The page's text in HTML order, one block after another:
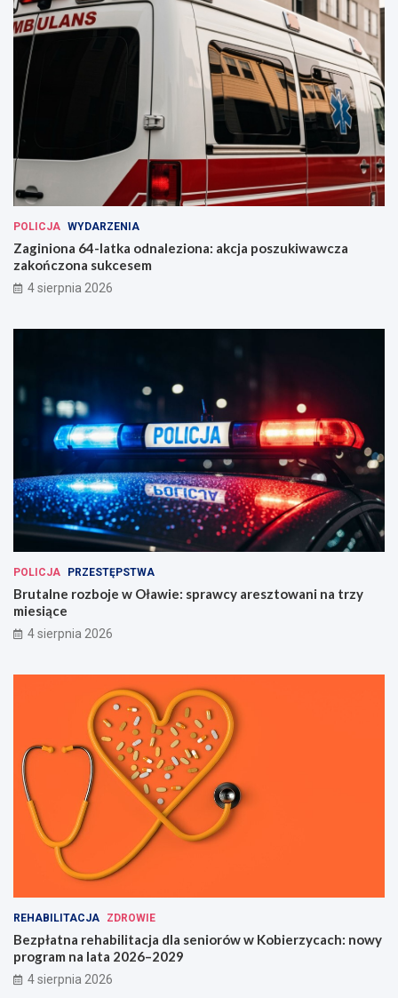
POLICJA WYDARZENIA
Zaginiona 64-latka odnaleziona: akcja poszukiwawcza
zakończona sukcesem
4 sierpnia 2026
POLICJA PRZESTĘPSTWA
Brutalne rozboje w Oławie: sprawcy aresztowani na trzy
miesiące
4 sierpnia 2026
REHABILITACJA ZDROWIE
Bezpłatna rehabilitacja dla seniorów w Kobierzycach: nowy
program na lata 2026–2029
4 sierpnia 2026